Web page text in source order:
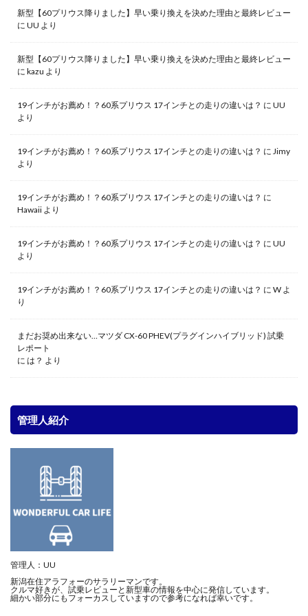
新型【60プリウス降りました】早い乗り換えを決めた理由と最終レビュー
に UU より
新型【60プリウス降りました】早い乗り換えを決めた理由と最終レビュー
に kazu より
19インチがお薦め！？60系プリウス 17インチとの走りの違いは？ に UU
より
19インチがお薦め！？60系プリウス 17インチとの走りの違いは？ に Jimy
より
19インチがお薦め！？60系プリウス 17インチとの走りの違いは？ に
Hawaii より
19インチがお薦め！？60系プリウス 17インチとの走りの違いは？ に UU
より
19インチがお薦め！？60系プリウス 17インチとの走りの違いは？ に W よ
り
まだお奨め出来ない…マツダ CX-60 PHEV(プラグインハイブリッド) 試乗
レポート
に は？ より
管理人紹介
管理人：UU
新潟在住アラフォーのサラリーマンです。
クルマ好きが、試乗レビューと新型車の情報を中心に発信しています。
細かい部分にもフォーカスしていますので参考になれば幸いです。